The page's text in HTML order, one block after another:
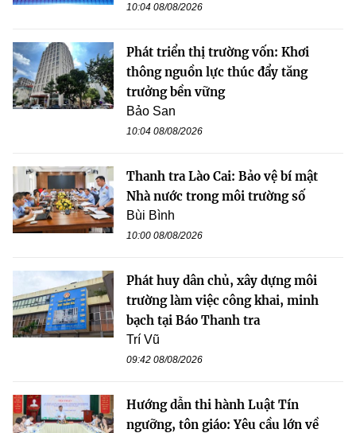
10:04 08/08/2026
Phát triển thị trường vốn: Khơi
thông nguồn lực thúc đẩy tăng
trưởng bền vững
Bảo San
10:04 08/08/2026
Thanh tra Lào Cai: Bảo vệ bí mật
Nhà nước trong môi trường số
Bùi Bình
10:00 08/08/2026
Phát huy dân chủ, xây dựng môi
trường làm việc công khai, minh
bạch tại Báo Thanh tra
Trí Vũ
09:42 08/08/2026
Hướng dẫn thi hành Luật Tín
ngưỡng, tôn giáo: Yêu cầu lớn về